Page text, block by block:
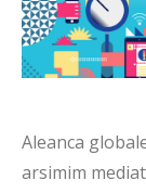
Aleanca
arsimim